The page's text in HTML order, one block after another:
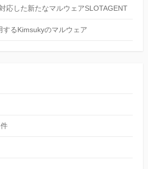
応した新たなマルウェアSLOTAGENT
するKimsukyのマルウェア